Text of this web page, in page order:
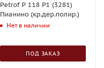
Petrof P 118 P1 (3281)
Пианино (кр.дер.полир.)
Нет в наличии
ПОД ЗАКАЗ